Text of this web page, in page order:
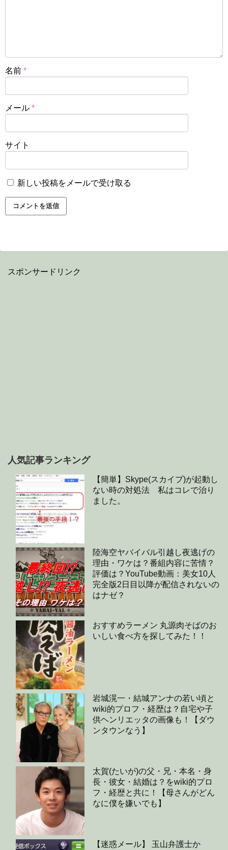
名前 *
メール *
サイト
新しい投稿をメールで受け取る
スポンサードリンク
人気記事ランキング
【簡単】Skype(スカイプ)が起動し
ない時の対処法 私はコレで治り
ました。
陸海空ヤバイバル引越し夜逃げの
理由・ワケは？番組内容に苦情？
評価は？YouTube動画：美女10人
完全版2日目以降が配信されないの
はナゼ？
おすすめラーメン 丸源肉そばのお
いしい食べ方を探してみた！！
岩城滉一・結城アンナの若い頃と
wiki的プロフ・経歴は？自宅や子
供ヘンリエッタの画像も！【ダウ
ンタウンなう】
太賀(たいが)の父・兄・本名・身
長・彼女・結婚は？をwiki的プロ
フ・経歴と共に！【母さんがどん
なに僕を嫌いでも】
【迷惑メール】 玉山弁護士か